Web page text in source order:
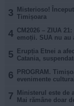
3
Misterioso!
Timișoara
4 CM2026 – ZIUA
emoții. SUA nu au
5
Erupția Etnei a
Catania,
6
PROGRAM.
evenimente
7
Ministerul este de
Mai rămâne doar